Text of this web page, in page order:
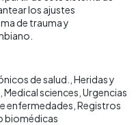
los ajustes
de trauma y
de salud.
Heridas y
Medical sciences Urgencias
enfermedades Registros
biomédicas